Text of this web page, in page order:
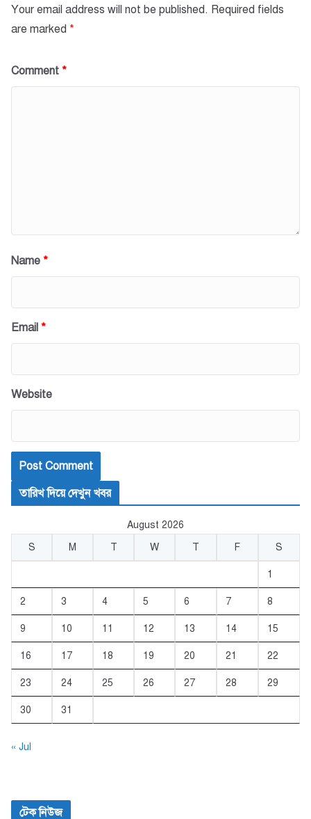
Your email address will not be published. Required fields
are marked *
Comment *
Name *
Email *
Website
তারিখ দিয়ে দেখুন খবর
August 2026
S
M T W T F S
1
2 3 4 5 6 7 8
9 10 11 12 13 14 15
16 17 18 19 20 21 22
23 24 25 26 27 28 29
30 31
« Jul
টেক নিউজ